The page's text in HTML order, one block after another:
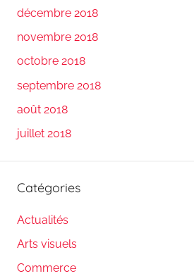
décembre 2018
novembre 2018
octobre 2018
septembre 2018
août 2018
juillet 2018
Catégories
Actualités
Arts visuels
Commerce